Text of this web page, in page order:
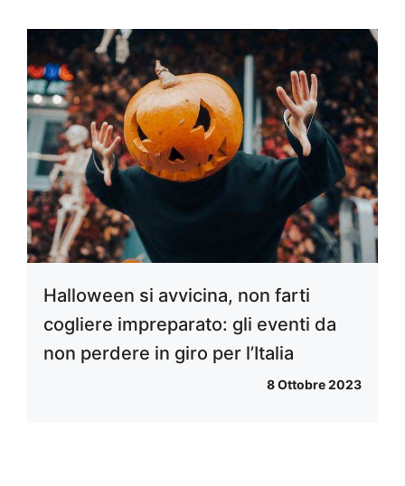
Halloween si avvicina, non farti
cogliere impreparato: gli eventi da
non perdere in giro per l’Italia
8 Ottobre 2023